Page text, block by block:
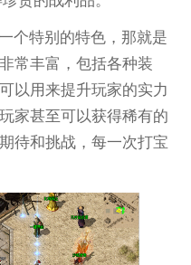
个特别的特色，那就是
常丰富，包括各种装
以用来提升玩家的实力
家甚至可以获得稀有的
待和挑战，每一次打宝